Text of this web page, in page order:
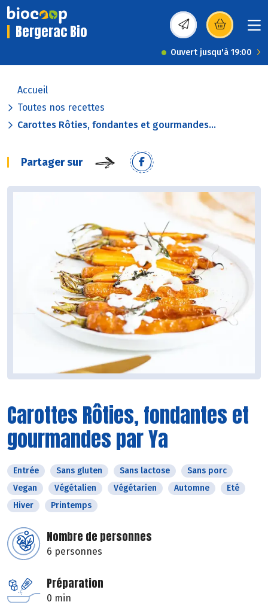
Bergerac Bio (s’ouvre dans une
Ouvert jusqu'à 19:00
Accueil
Toutes nos recettes
Carottes Rôties, fondantes et gourmandes...
Partager sur
Carottes Rôties, fondantes et
gourmandes par Ya
Entrée Sans gluten Sans lactose
Sans porc
Vegan
Végétalien Végétarien Automne
Eté
Hiver
Printemps
Nombre de personnes
6 personnes
Préparation
0 min